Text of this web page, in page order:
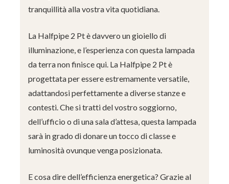
tranquillità alla vostra vita quotidiana.
La Halfpipe 2 Pt è davvero un gioiello di
illuminazione, e l’esperienza con questa lampada
da terra non finisce qui. La Halfpipe 2 Pt è
progettata per essere estremamente versatile,
adattandosi perfettamente a diverse stanze e
contesti. Che si tratti del vostro soggiorno,
dell’ufficio o di una sala d’attesa, questa lampada
sarà in grado di donare un tocco di classe e
luminosità ovunque venga posizionata.
E cosa dire dell’efficienza energetica? Grazie al